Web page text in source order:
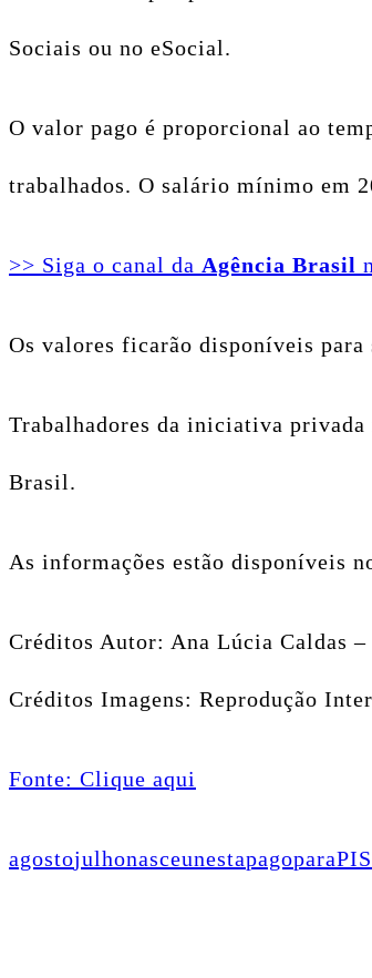
Sociais ou no eSocial.
O valor pago é proporcional ao
trabalhados. O salário mínimo em
>> Siga o canal da Agência Brasil
Os valores ficarão disponíveis para
Trabalhadores da iniciativa privada
Brasil.
As informações estão disponíveis
Créditos Autor: Ana Lúcia Caldas
Créditos Imagens: Reprodução
Fonte: Clique aqui
agostojulhonasceunestapagopara